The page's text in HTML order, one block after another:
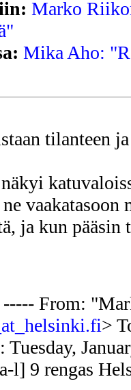
Marko
Mika Aho:
tilanteen
vaakatasoon
ja kun
----- From:
>
Tuesday,
l] 9 rengas